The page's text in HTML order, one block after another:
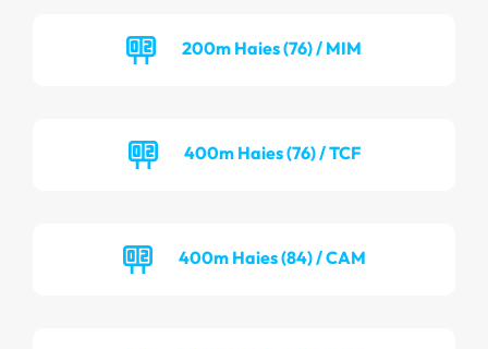
200m Haies (76) / MIM
400m Haies (76) / TCF
400m Haies (84) / CAM